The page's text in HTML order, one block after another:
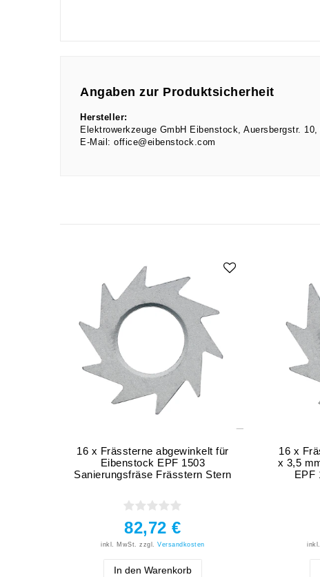
Angaben zur Produktsicherheit
Hersteller:
Elektrowerkzeuge GmbH Eibenstock Auersbergstr. 10
E-Mail: office@eibenstock.com
16 x Frässterne abgewinkelt für
Eibenstock EPF 1503
Sanierungsfräse Frässtern Stern
82,72 €
inkl. MwSt. zzgl.Versandkosten
In den Warenkorb
16 x
x 3,5
EPF